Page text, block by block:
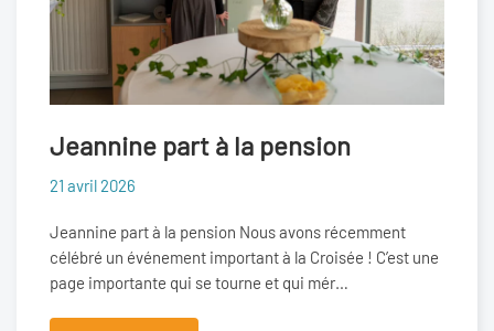
Jeannine part à la pension
21 avril 2026
Jeannine part à la pension Nous avons récemment
célébré un événement important à la Croisée ! C’est une
page importante qui se tourne et qui mér…